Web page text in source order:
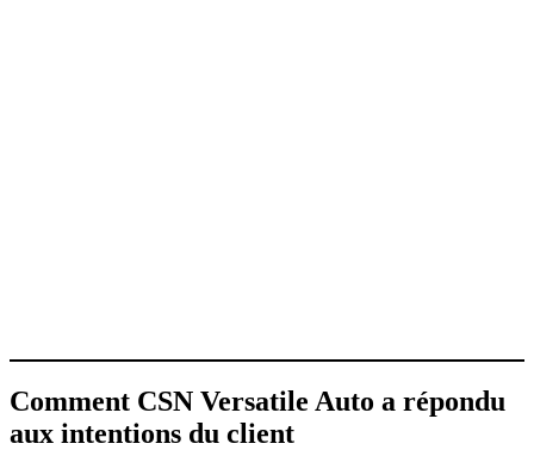
Comment CSN Versatile Auto a répondu
aux intentions du client